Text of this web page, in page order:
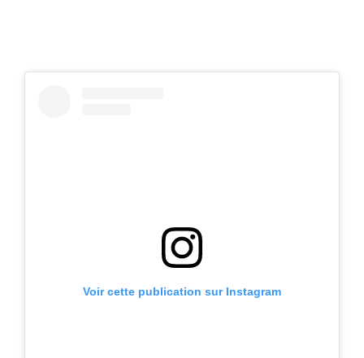
Voir cette publication sur Instagram